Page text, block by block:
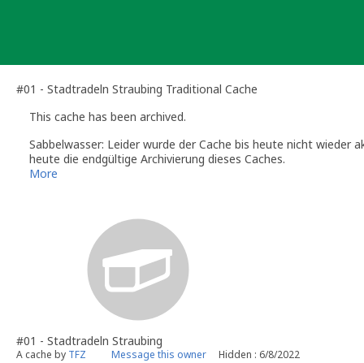
#01 - Stadtradeln Straubing Traditional Cache
This cache has been archived.
Sabbelwasser: Leider wurde der Cache bis heute nicht
heute die endgültige Archivierung dieses Caches.
Wenn du an dieser Stelle wieder einen Cache platzieren
Volunteer Reviewer for Geocaching.com
More
#01 - Stadtradeln Straubing
A cache by TFZ Message this owner Hidden : 6/8/2022